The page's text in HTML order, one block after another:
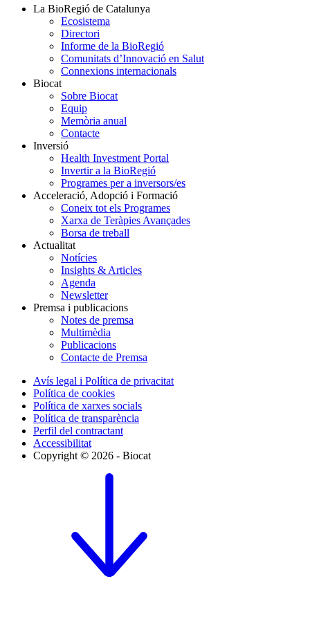
La BioRegió de Catalunya
Ecosistema
Directori
Informe de la BioRegió
Comunitats d’Innovació en Salut
Connexions internacionals
Biocat
Sobre Biocat
Equip
Memòria anual
Contacte
Inversió
Health Investment Portal
Invertir a la BioRegió
Programes per a inversors/es
Acceleració, Adopció i Formació
Coneix tot els Programes
Xarxa de Teràpies Avançades
Borsa de treball
Actualitat
Notícies
Insights & Articles
Agenda
Newsletter
Premsa i publicacions
Notes de premsa
Multimèdia
Publicacions
Contacte de Premsa
Avís legal i Política de privacitat
Política de cookies
Política de xarxes socials
Política de transparència
Perfil del contractant
Accessibilitat
Copyright © 2026 - Biocat